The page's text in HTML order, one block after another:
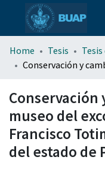
Home Tesis
Conservación
museo del
Francisco
del estado de